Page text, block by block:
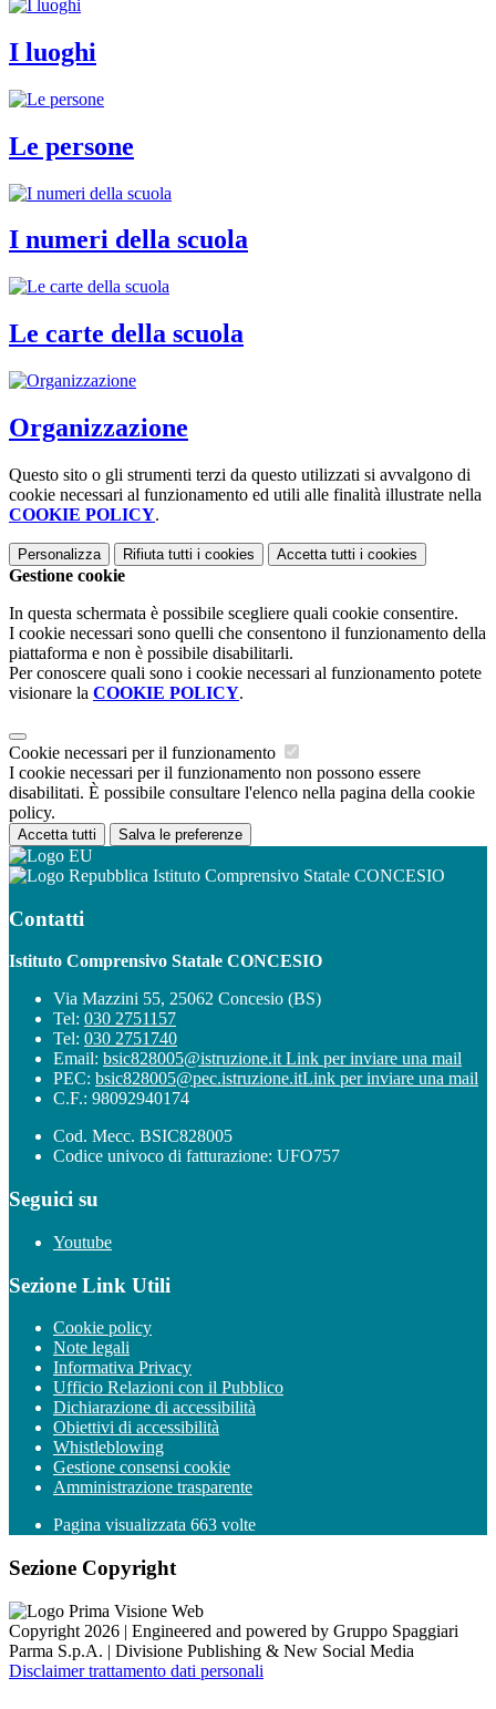
I luoghi
Le persone
I numeri della scuola
Le carte della scuola
Organizzazione
Questo sito o gli strumenti terzi da questo utilizzati si avvalgono di
cookie necessari al funzionamento ed utili alle finalità illustrate nella
COOKIE POLICY.
Personalizza Rifiuta tutti i cookies Accetta tutti i cookies
Gestione cookie
In questa schermata è possibile scegliere quali cookie consentire.
I cookie necessari sono quelli che consentono il funzionamento della
piattaforma e non è possibile disabilitarli.
Per conoscere quali sono i cookie necessari al funzionamento potete
visionare la COOKIE POLICY.
Cookie necessari per il funzionamento
I cookie necessari per il funzionamento non possono essere
disabilitati. È possibile consultare l'elenco nella pagina della cookie
policy.
Accetta tutti Salva le preferenze
Istituto Comprensivo Statale CONCESIO
Contatti
Istituto Comprensivo Statale CONCESIO
Via Mazzini 55, 25062 Concesio (BS)
Tel: 030 2751157
Tel: 030 2751740
Email: bsic828005@istruzione.itLink per inviare una mail
PEC: bsic828005@pec.istruzione.itLink per inviare una mail
C.F.: 98092940174
Cod. Mecc. BSIC828005
Codice univoco di fatturazione: UFO757
Seguici su
Youtube
Sezione Link Utili
Cookie policy
Note legali
Informativa Privacy
Ufficio Relazioni con il Pubblico
Dichiarazione di accessibilità
Obiettivi di accessibilità
Whistleblowing
Gestione consensi cookie
Amministrazione trasparente
Pagina visualizzata 663 volte
Sezione Copyright
Copyright 2026 | Engineered and powered by Gruppo Spaggiari
Parma S.p.A. | Divisione Publishing & New Social Media
Disclaimer trattamento dati personali